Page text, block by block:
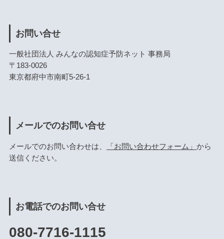
お問い合せ
一般社団法人 みんなの認知症予防ネット 事務局
〒183-0026
東京都府中市南町5-26-1
メールでのお問い合せ
メールでのお問い合わせは、 「お問い合わせフォーム」 から
送信ください。
お電話でのお問い合せ
080-7716-1115